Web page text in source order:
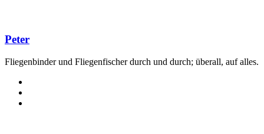
Peter
Fliegenbinder und Fliegenfischer durch und durch; überall, auf alles.